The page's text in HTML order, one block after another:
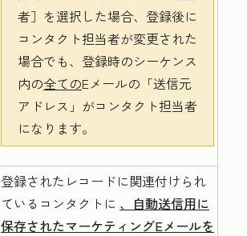
者］を選択した場合、登録後に
コンタクト担当者が変更された
場合でも、登録時のシーケンス
内の全てのEメールの 「送信元
アドレス」がコンタクト担当者
になります。
登録されたレコードに関連付けられ
ているコンタクトに 、自動送信用に
保存されたマーケティングEメールを